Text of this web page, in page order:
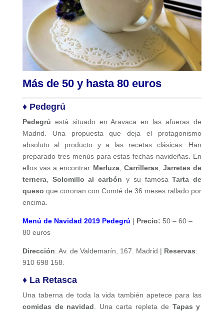
Más de 50 y hasta 80 euros
♦ Pedegrú
Pedegrú está situado en Aravaca en las afueras de
Madrid. Una propuesta que deja el protagonismo
absoluto al producto y a las recetas clásicas. Han
preparado tres menús para estas fechas navideñas. En
ellos vas a encontrar Merluza, Carrilleras
Jarretes de
ternera, Solomillo al carbón y su famosaTarta de
queso que coronan con Comté de 36 meses rallado por
encima.
Menú de Navidad 2019 Pedegrú | Precio: 50 – 60 –
80 euros
Dirección: Av. de Valdemarín, 167. Madrid | Reservas:
910 698 158.
♦ La Retasca
Una taberna de toda la vida también apetece para las
comidas de navidad . Una carta repleta de Tapas y